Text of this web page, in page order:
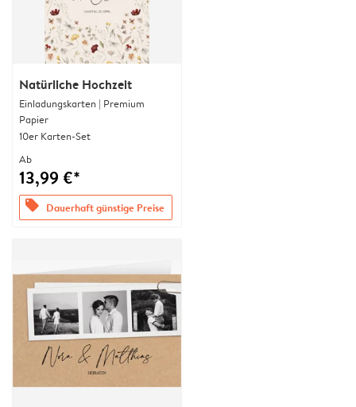
Natürliche Hochzeit
Einladungskarten | Premium
Papier
10er Karten-Set
Ab
13,99 €*
offers Dauerhaft günstige Preise